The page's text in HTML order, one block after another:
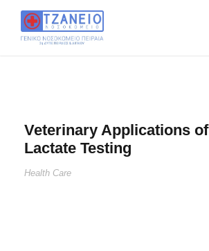
Veterinary Applications of
Lactate Testing
Health Care